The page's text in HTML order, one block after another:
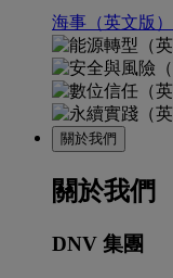
海事（英文版）
關於我們
關於我們
DNV 集團